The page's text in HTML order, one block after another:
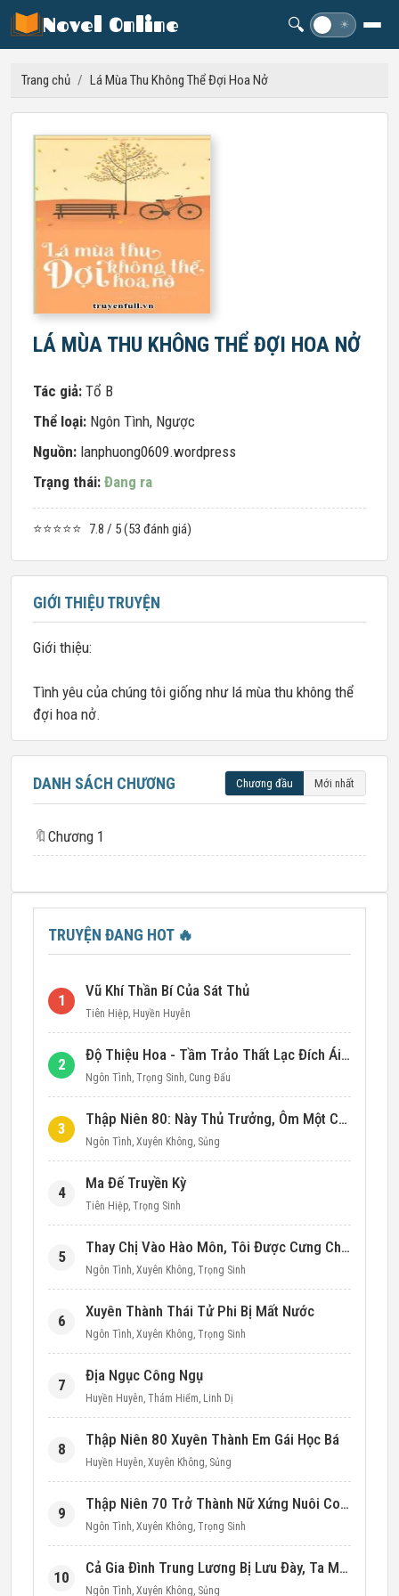
Novel Online 🔍 ☀
Trang chủ / Lá Mùa Thu Không Thể Đợi Hoa Nở
LÁ MÙA THU KHÔNG THỂ ĐỢI HOA NỞ
Tác giả: Tổ B
Thể loại: Ngôn Tình, Ngược
Nguồn: lanphuong0609.wordpress
Trạng thái: Đang ra
⭐⭐⭐⭐⭐ 7.8 / 5 (53 đánh giá)
GIỚI THIỆU TRUYỆN
Giới thiệu:
Tình yêu của chúng tôi giống như lá mùa thu không thể
đợi hoa nở.
DANH SÁCH CHƯƠNG Chương đầu Mới nhất
🔖 Chương 1
TRUYỆN ĐANG HOT 🔥
1
Vũ Khí Thần Bí Của Sát Thủ
Tiên Hiệp, Huyền Huyễn
2
Độ Thiệu Hoa - Tầm Trảo Thất Lạc Đích Ái Tình
Ngôn Tình, Trọng Sinh, Cung Đấu
3
Thập Niên 80: Này Thủ Trưởng, Ôm Một Cái Đi!
Ngôn Tình, Xuyên Không, Sủng
4
Ma Đế Truyền Kỳ
Tiên Hiệp, Trọng Sinh
5
Thay Chị Vào Hào Môn, Tôi Được Cưng Chiều Hết Mực (Thập Niên 90)
Ngôn Tình, Xuyên Không, Trọng Sinh
6
Xuyên Thành Thái Tử Phi Bị Mất Nước
Ngôn Tình, Xuyên Không, Trọng Sinh
7
Địa Ngục Công Ngụ
Huyền Huyễn, Thám Hiểm, Linh Dị
8
Thập Niên 80 Xuyên Thành Em Gái Học Bá
Huyền Huyễn, Xuyên Không, Sủng
9
Thập Niên 70 Trở Thành Nữ Xứng Nuôi Con Làm Giàu
Ngôn Tình, Xuyên Không, Trọng Sinh
10
Cả Gia Đình Trung Lương Bị Lưu Đày, Ta Mang Không Gian Cứu Cả Nhà
Ngôn Tình, Xuyên Không, Sủng